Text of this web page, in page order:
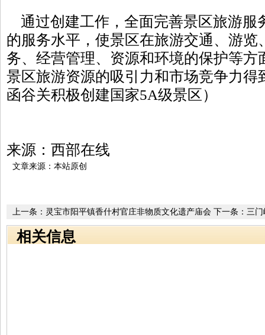
通过创建工作，全面完善景区旅游服
的服务水平，使景区在旅游交通、游览
务、经营管理、资源和环境的保护等方
景区旅游资源的吸引力和市场竞争力得
函谷关积极创建国家5A级景区）
来源：西部在线
文章来源：本站原创
下一条： 三门
4A级旅游景区
上一条： 灵宝市阳平镇香什村官庄非物质文化遗产庙会
举行 剪纸、根雕等传统的民间艺术作品在庙会上展出
相关信息